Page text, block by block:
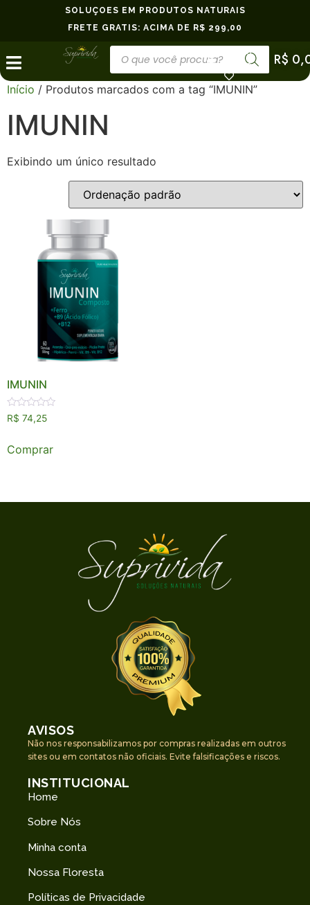
SOLUÇÕES EM PRODUTOS NATURAIS
FRETE GRÁTIS: ACIMA DE R$ 299,00
Minha
Conta
R$
Início / Produtos marcados com a tag “IMUNIN”
IMUNIN
Exibindo um único resultado
IMUNIN
Avaliação
0
R$ 74,25
Comprar
AVISOS
Não nos responsabilizamos por compras realizadas em outros
sites ou em contatos não oficiais. Evite falsificações e riscos.
INSTITUCIONAL
Home
Sobre Nós
Minha conta
Nossa Floresta
Políticas de Privacidade